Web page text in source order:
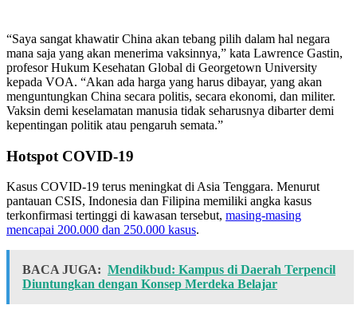
“Saya sangat khawatir China akan tebang pilih dalam hal negara
mana saja yang akan menerima vaksinnya,” kata Lawrence Gastin,
profesor Hukum Kesehatan Global di Georgetown University
kepada VOA. “Akan ada harga yang harus dibayar, yang akan
menguntungkan China secara politis, secara ekonomi, dan militer.
Vaksin demi keselamatan manusia tidak seharusnya dibarter demi
kepentingan politik atau pengaruh semata.”
Hotspot COVID-19
Kasus COVID-19 terus meningkat di Asia Tenggara. Menurut
pantauan CSIS, Indonesia dan Filipina memiliki angka kasus
terkonfirmasi tertinggi di kawasan tersebut, masing-masing
mencapai 200.000 dan 250.000 kasus.
BACA JUGA: Mendikbud: Kampus di Daerah Terpencil
Diuntungkan dengan Konsep Merdeka Belajar